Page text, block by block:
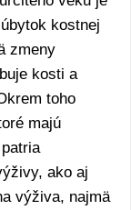
kostnej
zmeny
kosti a
toho
majú
ako aj
výživa, najmä